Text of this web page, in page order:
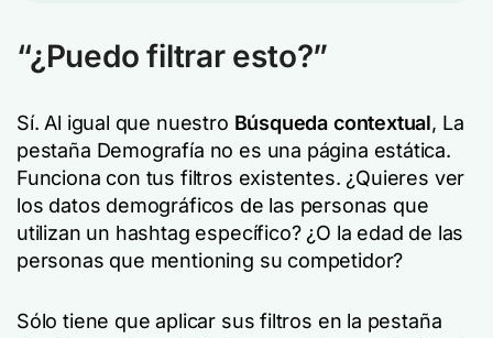
“¿Puedo filtrar esto?”
Sí. Al igual que nuestro Búsqueda contextual, La
pestaña Demografía no es una página estática.
Funciona con tus filtros existentes. ¿Quieres ver
los datos demográficos de las personas que
utilizan un hashtag específico? ¿O la edad de las
personas que mentioning su competidor?
Sólo tiene que aplicar sus filtros en la pestaña